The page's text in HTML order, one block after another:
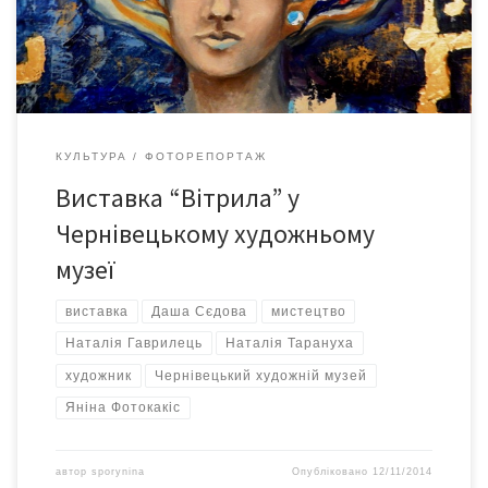
Фотокакіс представили понаж 80 своїх робіт.
КУЛЬТУРА ФОТОРЕПОРТАЖ
Виставка “Вітрила” у
Чернівецькому художньому
музеї
виставка Даша Сєдова мистецтво
Наталія Гаврилець Наталія Тарануха
художник Чернівецький художній музей
Яніна Фотокакіс
автор sporynina Опубліковано 12/11/2014